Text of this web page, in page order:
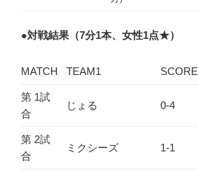
●対戦結果（7分1本、女性1点★）
MATCH TEAM1 SCORE
第 1試
合
じょる 0-4
第 2試
合
ミクシーズ 1-1